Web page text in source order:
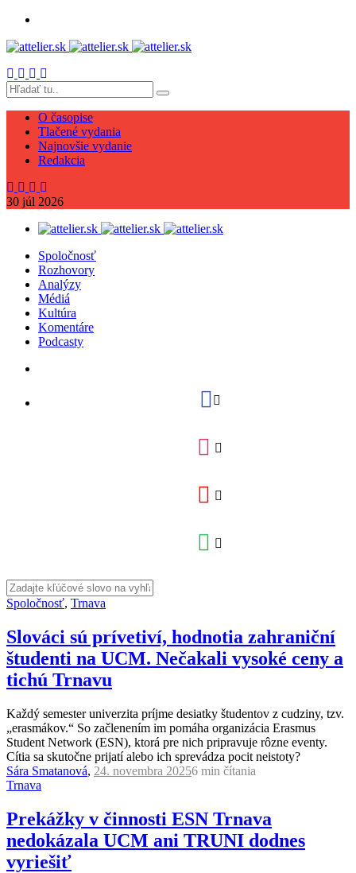
O časopise
Tlačené vydania
Najnovšie vydanie
Redakcia
30 júl 2026
Spoločnosť
Rozhovory
Analýzy
Médiá
Kultúra
Komentáre
Podcasty
Spoločnosť, Trnava
Slováci sú prívetiví, hodnotia zahraniční
študenti na UCM. Nečakali vysoké ceny a
tichú Trnavu
Každý semester univerzita príjme desiatky študentov z cudziny, tzv.
„erasmákov.“ So začlenením im pomáha organizácia Erasmus
Student Network (ESN), ktorá pre nich pripravuje rôzne eventy.
Cítia sa skutočne prijatí alebo ich sprevádza pocit neistoty?
Sára Smatanová, 24. novembra 20256 min čítania
Trnava
Prekážky v činnosti ESN Trnava
nedokázala UCM ani TRUNI dodnes
vyriešiť